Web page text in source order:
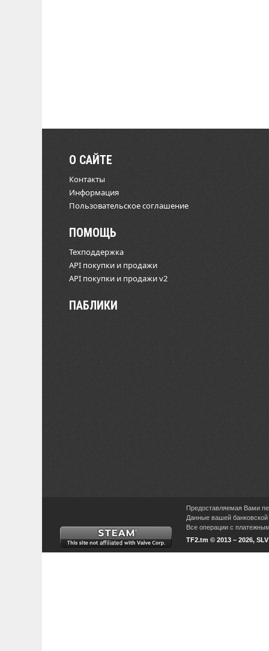
О САЙТЕ
Контакты
Информация
Пользовательское соглашение
ПОМОЩЬ
Техподдержка
API покупки и продажи
API покупки и продажи v2
ПАБЛИКИ
Предоставляемая Вами
Данные вашей
Все операции с
TF2.tm © 2013 – 2026,